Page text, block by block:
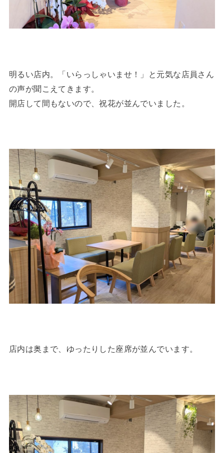
明るい店内。「いらっしゃいませ！」と元気な店員さん
の声が聞こえてきます。
開店して間もないので、祝花が並んでいました。
店内は奥まで、ゆったりした座席が並んでいます。